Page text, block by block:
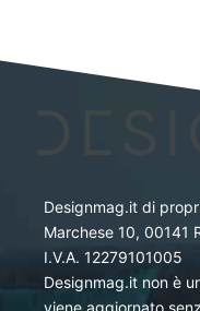
Designmag.it di
Marchese 10, 00141
I.V.A. 12279101005
Designmag.it non è
viene aggiornato